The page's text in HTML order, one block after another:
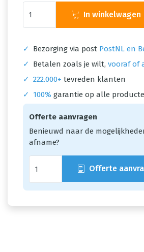
In winkelwagen
✓ Bezorging via post PostNL en
✓
Betalen zoals je wilt, vooraf of
✓ 222.000+ tevreden klanten
✓
100% garantie op alle
Offerte aanvragen
Benieuwd naar de
afname?
Offerte